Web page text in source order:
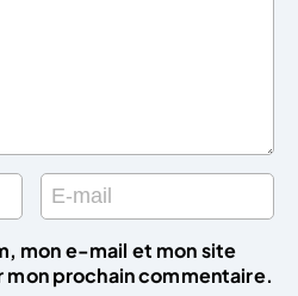
mon e-mail et mon site
mon prochain commentaire.